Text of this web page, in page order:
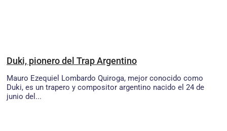
Duki, pionero del Trap Argentino
Mauro Ezequiel Lombardo Quiroga, mejor conocido como
Duki, es un trapero y compositor argentino nacido el 24 de
junio del...